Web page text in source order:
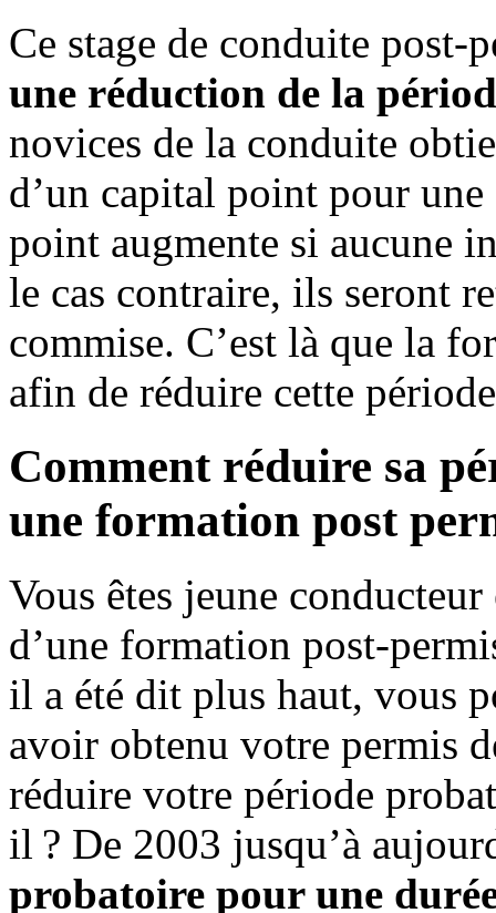
Ce stage de conduite post-
une réduction de la
novices de la conduite
d’un capital point pour
point augmente si aucune
le cas contraire, ils seront
commise. C’est là que la
afin de réduire cette
Comment réduire sa
une formation post
Vous êtes jeune
d’une formation post-
il a été dit plus haut, vous
avoir obtenu votre permis
réduire votre période
il ? De 2003 jusqu’à
probatoire pour une